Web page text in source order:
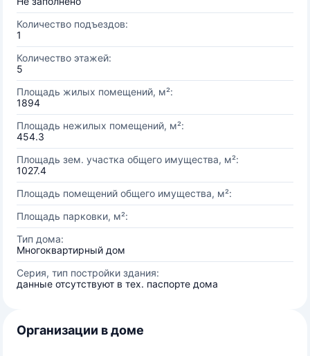
Количество подъездов:
1
Количество этажей:
5
Площадь жилых помещений, м²:
1894
Площадь нежилых помещений, м²:
454.3
Площадь зем. участка общего имущества, м²:
1027.4
Площадь помещений общего имущества, м²:
Площадь парковки, м²:
Тип дома:
Многоквартирный дом
Серия, тип постройки здания:
данные отсутствуют в тех. паспорте дома
Организации в доме